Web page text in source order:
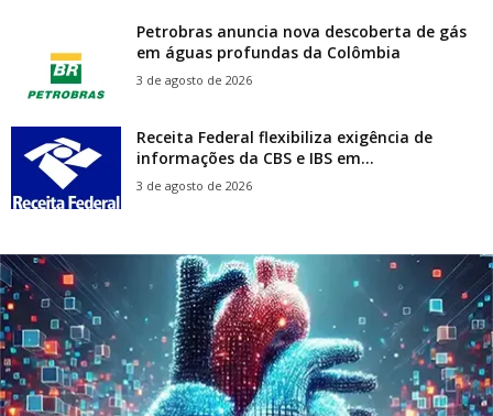
Petrobras anuncia nova descoberta de gás
em águas profundas da Colômbia
3 de agosto de 2026
Receita Federal flexibiliza exigência de
informações da CBS e IBS em...
3 de agosto de 2026